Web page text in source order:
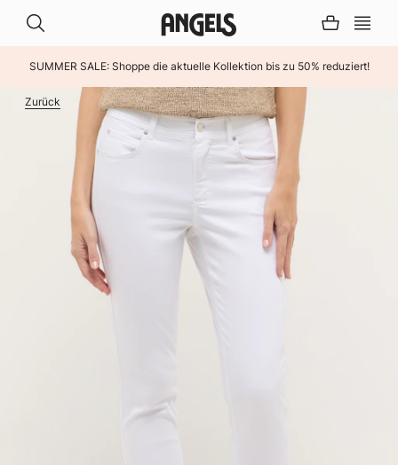
SUMMER SALE: Shoppe die aktuelle Kollektion bis zu 50% reduziert!
Zurück